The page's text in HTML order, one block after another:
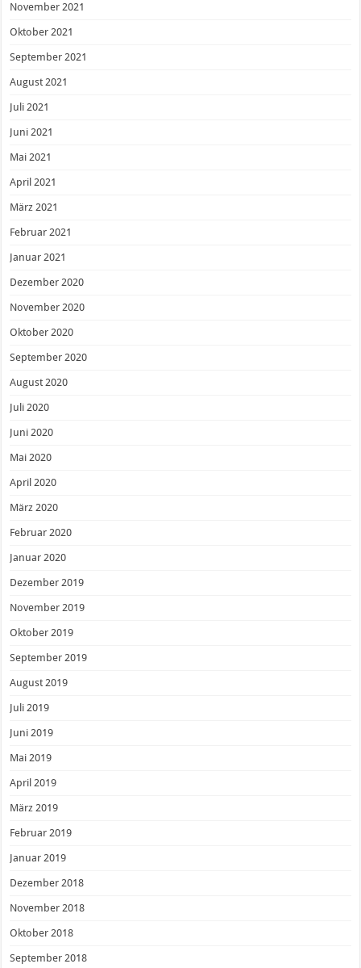
November 2021
Oktober 2021
September 2021
August 2021
Juli 2021
Juni 2021
Mai 2021
April 2021
März 2021
Februar 2021
Januar 2021
Dezember 2020
November 2020
Oktober 2020
September 2020
August 2020
Juli 2020
Juni 2020
Mai 2020
April 2020
März 2020
Februar 2020
Januar 2020
Dezember 2019
November 2019
Oktober 2019
September 2019
August 2019
Juli 2019
Juni 2019
Mai 2019
April 2019
März 2019
Februar 2019
Januar 2019
Dezember 2018
November 2018
Oktober 2018
September 2018